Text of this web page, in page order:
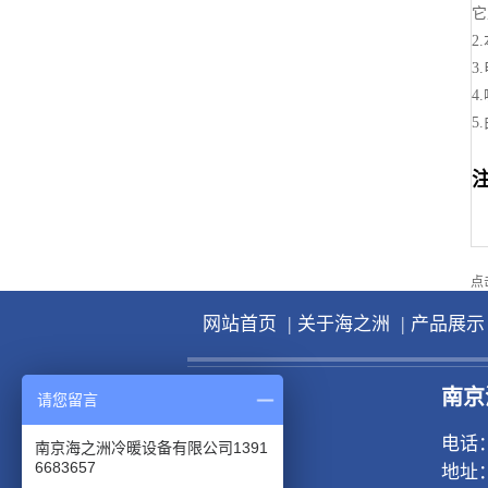
一体化水冷式冷水机组7℃
3.
5.
点
网站首页 | 关于海之洲 | 产品展示
南
电话
地址
请您留言
南京海之洲冷暖设备有限公司1391
6683657